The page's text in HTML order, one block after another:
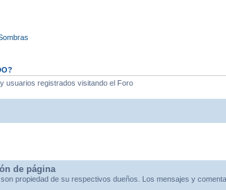
usuarios registrados visitando el Foro
de página
propiedad de su respectivos dueños. Los mensajes y